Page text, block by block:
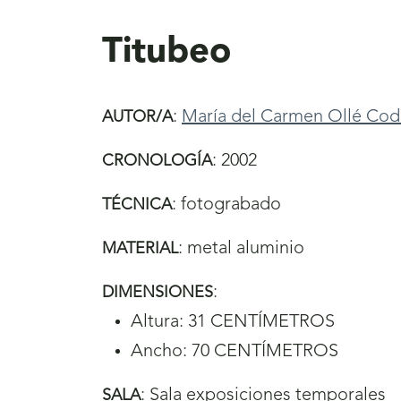
Titubeo
AUTOR/A: María del Carmen Ollé
CRONOLOGÍA: 2002
TÉCNICA: fotograbado
MATERIAL: metal aluminio
DIMENSIONES:
Altura: 31 CENTÍMETROS
Ancho: 70 CENTÍMETROS
SALA: Sala exposiciones temporales